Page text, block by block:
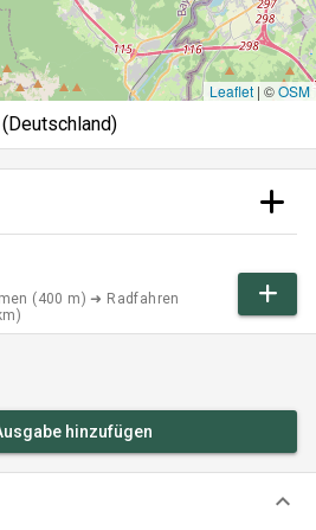
hinzufügen
keyboard_arrow_down
Leaflet | ©OSM
(400 m) ➜ Radfahren